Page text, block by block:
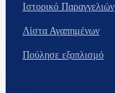
Ιστορικό Παραγγελιών
Λίστα Αγαπημένων
Πούλησε εξοπλισμό